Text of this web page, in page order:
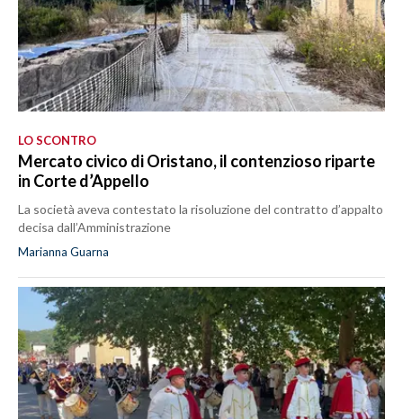
LO SCONTRO
Mercato civico di Oristano, il contenzioso riparte
in Corte d’Appello
La società aveva contestato la risoluzione del contratto d’appalto
decisa dall’Amministrazione
Marianna Guarna